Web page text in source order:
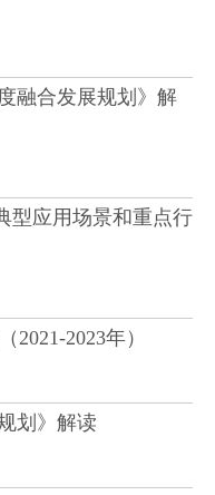
融合发展规划》解
型应用场景和重点行
2023年）
划》解读